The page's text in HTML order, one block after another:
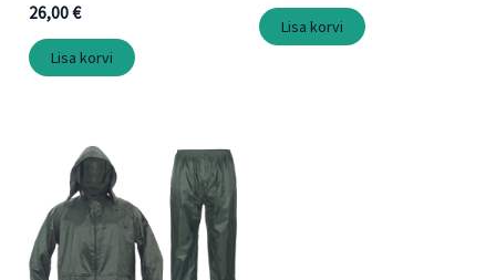
26,00€
Lisa korvi
Lisa korvi